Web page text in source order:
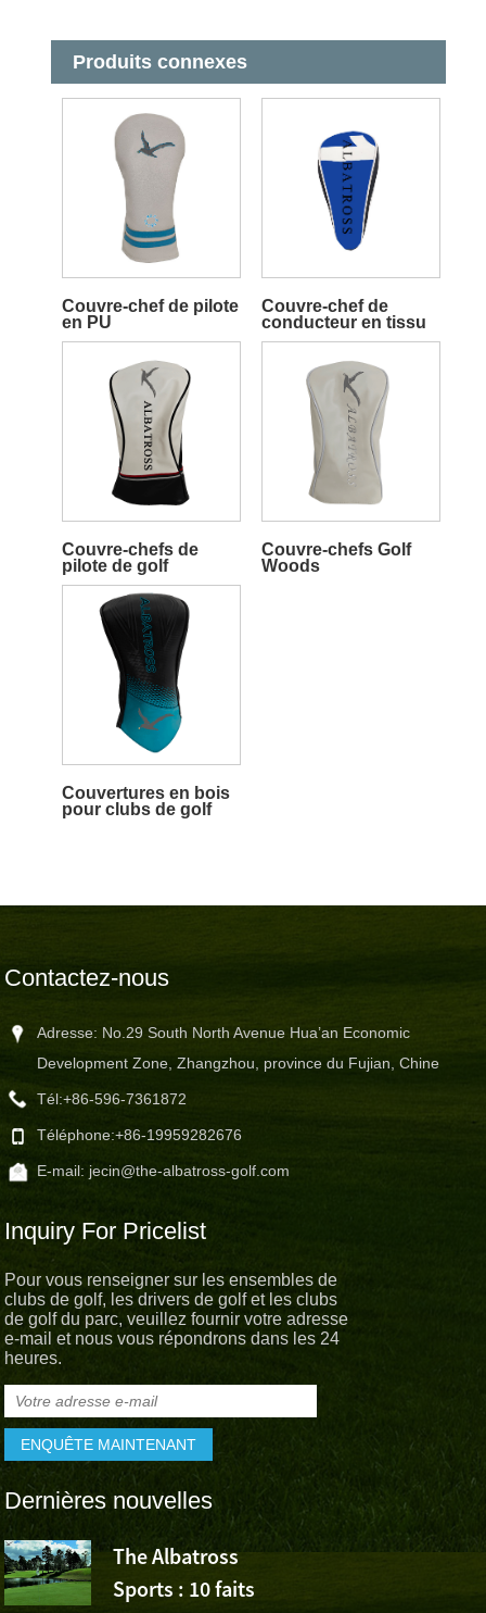
Produits connexes
Couvre-chef de pilote
en PU
Couvre-chef de
conducteur en tissu
Couvre-chefs de
pilote de golf
Couvre-chefs Golf
Woods
Couvertures en bois
pour clubs de golf
Contactez-nous
Adresse: No.29 South North Avenue Hua’an Economic
Development Zone, Zhangzhou, province du Fujian, Chine
Tél:+86-596-7361872
Téléphone:+86-19959282676
E-mail: jecin@the-albatross-golf.com
Inquiry For Pricelist
Pour vous renseigner sur les ensembles de
clubs de golf, les drivers de golf et les clubs
de golf du parc, veuillez fournir votre adresse
e-mail et nous vous répondrons dans les 24
heures.
Dernières nouvelles
The Albatross
Sports : 10 faits
L’Albatross